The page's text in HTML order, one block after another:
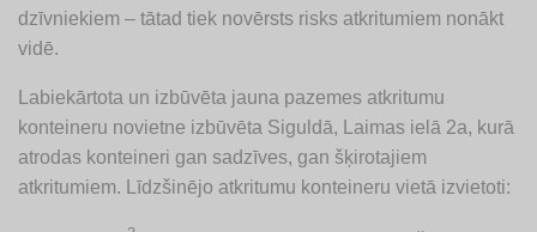
dzīvniekiem – tātad tiek novērsts risks atkritumiem nonākt
vidē.
Labiekārtota un izbūvēta jauna pazemes atkritumu
konteineru novietne izbūvēta Siguldā, Laimas ielā 2a, kurā
atrodas konteineri gan sadzīves, gan šķirotajiem
atkritumiem. Līdzšinējo atkritumu konteineru vietā izvietoti: